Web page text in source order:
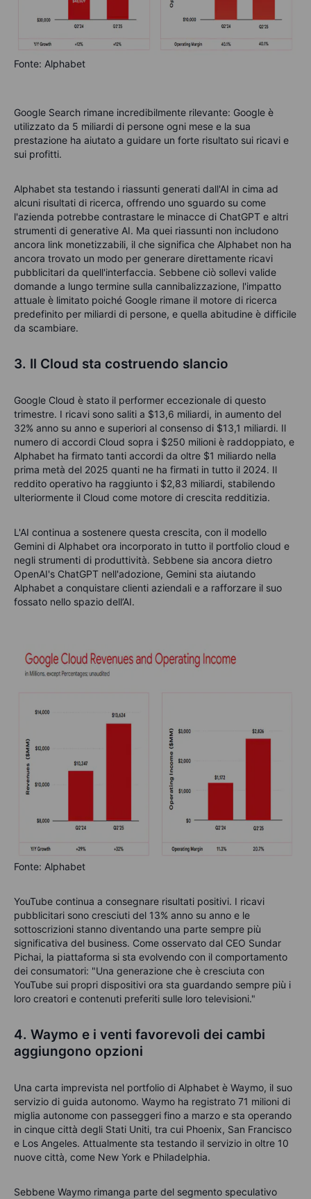
Fonte: Alphabet
Google Search rimane incredibilmente rilevante: Google è
utilizzato da 5 miliardi di persone ogni mese e la sua
prestazione ha aiutato a guidare un forte risultato sui ricavi e
sui profitti.
Alphabet sta testando i riassunti generati dall'AI in cima ad
alcuni risultati di ricerca, offrendo uno sguardo su come
l'azienda potrebbe contrastare le minacce di ChatGPT e altri
strumenti di generative AI. Ma quei riassunti non includono
ancora link monetizzabili, il che significa che Alphabet non ha
ancora trovato un modo per generare direttamente ricavi
pubblicitari da quell'interfaccia. Sebbene ciò sollevi valide
domande a lungo termine sulla cannibalizzazione, l'impatto
attuale è limitato poiché Google rimane il motore di ricerca
predefinito per miliardi di persone, e quella abitudine è difficile
da scambiare.
3. Il Cloud sta costruendo slancio
Google Cloud è stato il performer eccezionale di questo
trimestre. I ricavi sono saliti a $13,6 miliardi, in aumento del
32% anno su anno e superiori al consenso di $13,1 miliardi. Il
numero di accordi Cloud sopra i $250 milioni è raddoppiato, e
Alphabet ha firmato tanti accordi da oltre $1 miliardo nella
prima metà del 2025 quanti ne ha firmati in tutto il 2024. Il
reddito operativo ha raggiunto i $2,83 miliardi, stabilendo
ulteriormente il Cloud come motore di crescita redditizia.
L'AI continua a sostenere questa crescita, con il modello
Gemini di Alphabet ora incorporato in tutto il portfolio cloud e
negli strumenti di produttività. Sebbene sia ancora dietro
OpenAI's ChatGPT nell'adozione, Gemini sta aiutando
Alphabet a conquistare clienti aziendali e a rafforzare il suo
fossato nello spazio dell’AI.
Fonte: Alphabet
YouTube continua a consegnare risultati positivi. I ricavi
pubblicitari sono cresciuti del 13% anno su anno e le
sottoscrizioni stanno diventando una parte sempre più
significativa del business. Come osservato dal CEO Sundar
Pichai, la piattaforma si sta evolvendo con il comportamento
dei consumatori: "Una generazione che è cresciuta con
YouTube sui propri dispositivi ora sta guardando sempre più i
loro creatori e contenuti preferiti sulle loro televisioni."
4. Waymo e i venti favorevoli dei cambi
aggiungono opzioni
Una carta imprevista nel portfolio di Alphabet è Waymo, il suo
servizio di guida autonomo. Waymo ha registrato 71 milioni di
miglia autonome con passeggeri fino a marzo e sta operando
in cinque città degli Stati Uniti, tra cui Phoenix, San Francisco
e Los Angeles. Attualmente sta testando il servizio in oltre 10
nuove città, come New York e Philadelphia.
Sebbene Waymo rimanga parte del segmento speculativo